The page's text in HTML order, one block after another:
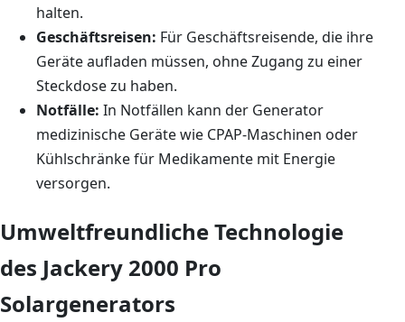
halten.
Geschäftsreisen: Für Geschäftsreisende, die ihre
Geräte aufladen müssen, ohne Zugang zu einer
Steckdose zu haben.
Notfälle: In Notfällen kann der Generator
medizinische Geräte wie CPAP-Maschinen oder
Kühlschränke für Medikamente mit Energie
versorgen.
Umweltfreundliche Technologie
des Jackery 2000 Pro
Solargenerators